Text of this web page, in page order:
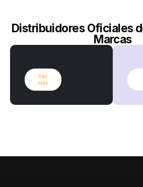
Distribuidores Oficiales
Marcas
Ver
más